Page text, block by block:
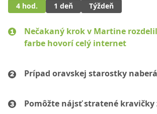
4 hod. 1 deň Týždeň
Nečakaný krok v Martine
farbe hovorí celý internet
Prípad oravskej starostky
Pomôžte nájsť stratené